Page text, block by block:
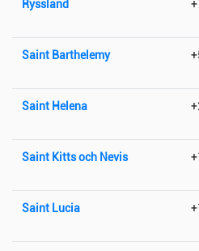
Ryssland
Saint Barthelemy
Saint Helena
Saint Kitts och Nevis
Saint Lucia